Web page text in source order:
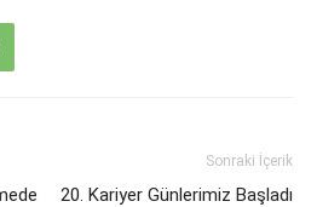
Sonraki İçerik
20. Kariyer Günlerimiz Başladı